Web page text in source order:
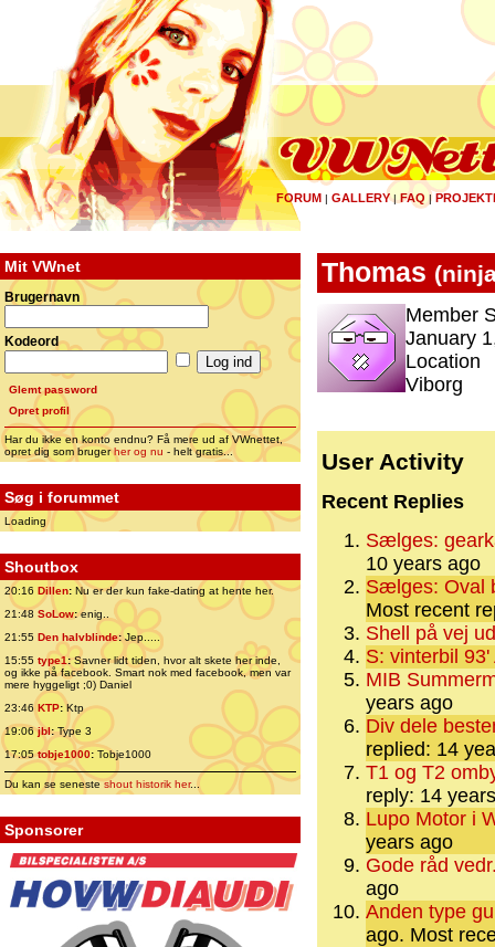
FORUM | GALLERY|FAQ |
Mit VWnet
Brugernavn
Kodeord
Glemt password
Opret profil
Har du ikke en konto endnu? Få mere ud af VWnettet,
opret dig som brugerher og nu - helt gratis...
Søg i forummet
Loading
Shoutbox
20:16 Dillen: Nu er der kun fake-dating at hente her.
21:48 SoLow:enig..
21:55 Den halvblinde:Jep.....
15:55 type1:Savner lidt tiden, hvor alt skete her inde,
og ikke på facebook. Smart nok med facebook, men var
mere hyggeligt ;0) Daniel
23:46 KTP:Ktp
19:06jbl:Type 3
17:05tobje1000: Tobje1000
Du kan se senesteshout historik her...
Sponsorer
Thomas (
Member
January
Location
Viborg
User Activity
Recent Replies
Sælges:
10 years ago
Sælges: Oval
Most recent
Shell på vej
S: vinterbil
MIB
years ago
Div dele
replied: 14
T1 og T2
reply: 14
Lupo Motor i
years ago
Gode råd
ago
Anden type
ago. Most